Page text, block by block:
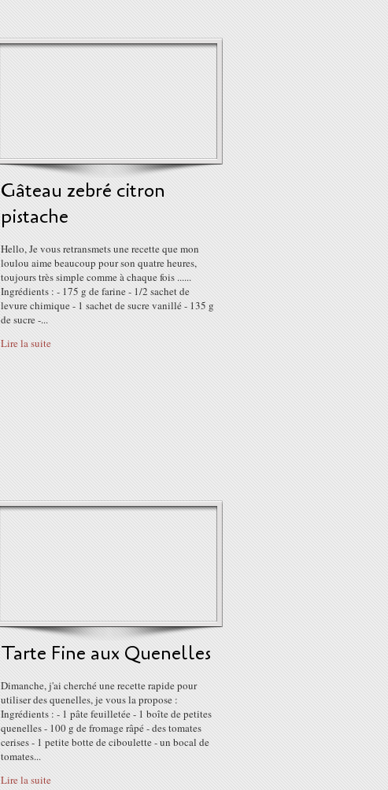
Gâteau zebré citron
pistache
Hello, Je vous retransmets une recette que mon
loulou aime beaucoup pour son quatre heures,
toujours très simple comme à chaque fois ......
Ingrédients : - 175 g de farine - 1/2 sachet de
levure chimique - 1 sachet de sucre vanillé - 135 g
de sucre -...
Lire la suite
Tarte Fine aux Quenelles
Dimanche, j'ai cherché une recette rapide pour
utiliser des quenelles, je vous la propose :
Ingrédients : - 1 pâte feuilletée - 1 boîte de petites
quenelles - 100 g de fromage râpé - des tomates
cerises - 1 petite botte de ciboulette - un bocal de
tomates...
Lire la suite